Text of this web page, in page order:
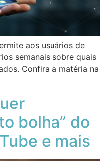
aos usuários de
semanais sobre quais
Confira a matéria na
bolha” do
e mais